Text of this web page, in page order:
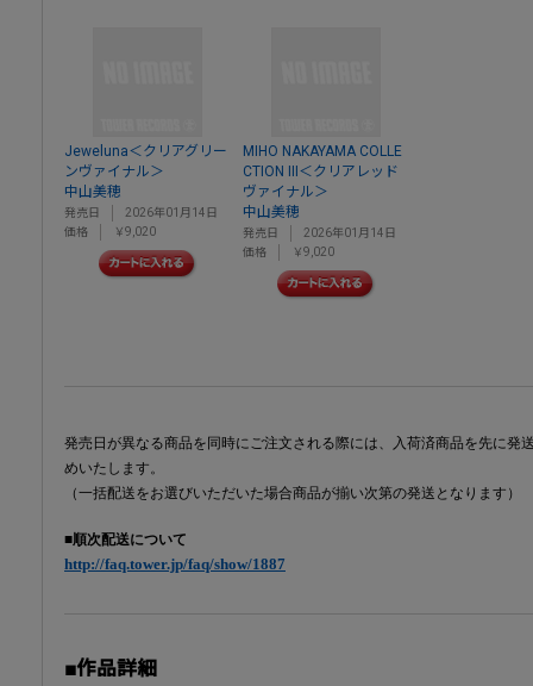
Jeweluna＜クリアグリー
ンヴァイナル＞
中山美穂
発売日
2026年01月14日
価格
￥9,020
MIHO NAKAYAMA COLLE
CTION III＜クリアレッド
ヴァイナル＞
中山美穂
発売日
2026年01月14日
価格
￥9,020
発売日が異なる商品を同時にご注文される際には、入荷済商品を先に発
めいたします。
（一括配送をお選びいただいた場合商品が揃い次第の発送となります）
■順次配送について
http://faq.tower.jp/faq/show/1887
■作品詳細